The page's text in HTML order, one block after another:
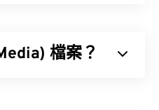
檔案？